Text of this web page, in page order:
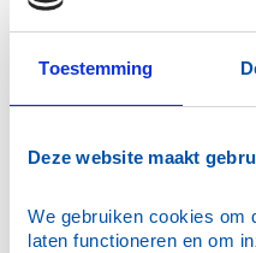
Toestemming
Deze website maakt
We gebruiken cookies om
laten functioneren en om
25 november 2015: Mores
14 oktober 2015:
7 oktober 2015: Jan van
30 september 2015:
Groen
18 september 2015: Club